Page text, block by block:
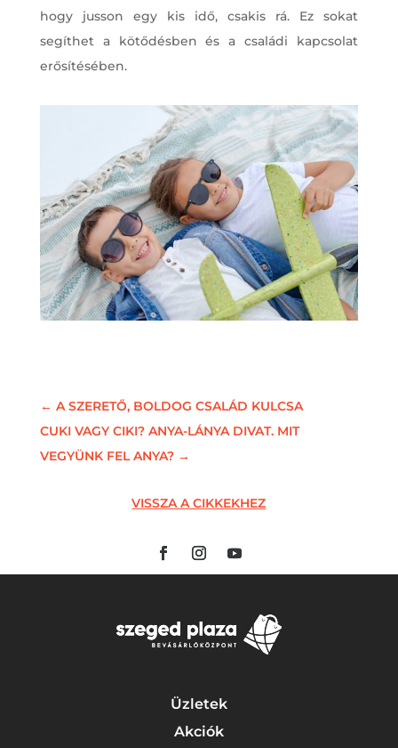
hogy jusson egy kis idő, csakis rá. Ez sokat
segíthet a kötődésben és a családi kapcsolat
erősítésében.
← A SZERETŐ, BOLDOG CSALÁD KULCSA
CUKI VAGY CIKI? ANYA-LÁNYA DIVAT. MIT
VEGYÜNK FEL ANYA?→
VISSZA A CIKKEKHEZ
Üzletek
Akciók